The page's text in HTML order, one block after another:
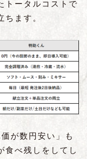
トータルコストで
ちます。
が数円安い」も
食べ残しをしてし